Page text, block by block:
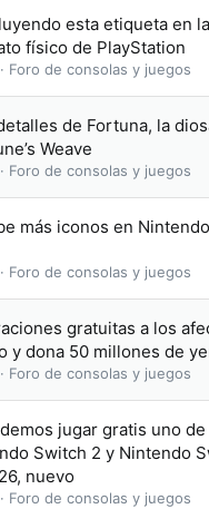
esta etiqueta en
físico de PlayStation
Foro de consolas y juegos
de Fortuna, la
Weave
Foro de consolas y juegos
más iconos en
Foro de consolas y juegos
gratuitas a los
y dona 50 millones de
Foro de consolas y juegos
jugar gratis uno de
Switch 2 y Nintendo
nuevo
Foro de consolas y juegos